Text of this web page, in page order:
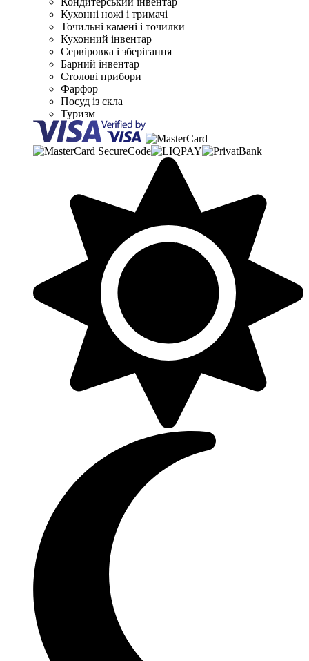
Кухонні ножі і тримачі
Точильні камені і точилки
Кухонний інвентар
Сервіровка і зберігання
Барний інвентар
Столові прибори
Фарфор
Посуд із скла
Туризм